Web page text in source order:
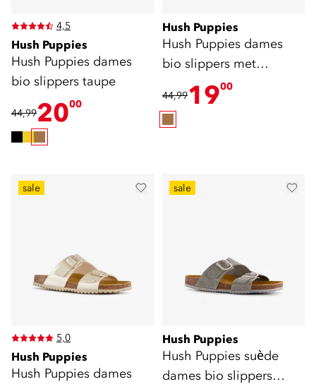
4,5
Hush Puppies
Hush Puppies dames
bio slippers taupe
44,992000
Hush Puppies
Hush Puppies dames
bio slippers met
panterprint bruin
44,991900
sale
5,0
Hush Puppies
Hush Puppies dames
sale
Hush Puppies
Hush Puppies suède
dames bio slippers